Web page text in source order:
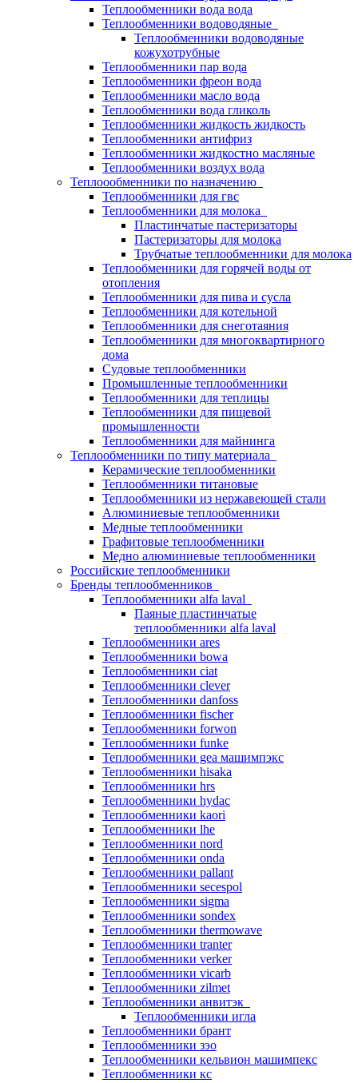
Теплообменники вода вода
Теплообменники водоводяные
Теплообменники водоводяные
кожухотрубные
Теплообменники пар вода
Теплообменники фреон вода
Теплообменники масло вода
Теплообменники вода гликоль
Теплообменники жидкость жидкость
Теплообменники антифриз
Теплообменники жидкостно масляные
Теплообменники воздух вода
Теплоообменники по назначению
Теплообменники для гвс
Теплообменники для молока
Пластинчатые пастеризаторы
Пастеризаторы для молока
Трубчатые теплообменники для молока
Теплообменники для горячей воды от
отопления
Теплообменники для пива и сусла
Теплообменники для котельной
Теплообменники для снеготаяния
Теплообменники для многоквартирного
дома
Судовые теплообменники
Промышленные теплообменники
Теплообменники для теплицы
Теплообменники для пищевой
промышленности
Теплообменники для майнинга
Теплообменники по типу материала
Керамические теплообменники
Теплообменники титановые
Теплообменники из нержавеющей стали
Алюминиевые теплообменники
Медные теплообменники
Графитовые теплообменники
Медно алюминиевые теплообменники
Российские теплообменники
Бренды теплообменников
Теплообменники alfa laval
Паяные пластинчатые
теплообменники alfa laval
Теплообменники ares
Теплообменники bowa
Теплообменники ciat
Теплообменники clever
Теплообменники danfoss
Теплообменники fischer
Теплообменники forwon
Теплообменники funke
Теплообменники gea машимпэкс
Теплообменники hisaka
Теплообменники hrs
Теплообменники hydac
Теплообменники kaori
Теплообменники lhe
Теплообменники nord
Теплообменники onda
Теплообменники pallant
Теплообменники secespol
Теплообменники sigma
Теплообменники sondex
Теплообменники thermowave
Теплообменники tranter
Теплообменники verker
Теплообменники vicarb
Теплообменники zilmet
Теплообменники анвитэк
Теплообменники игла
Теплообменники брант
Теплообменники зэо
Теплообменники кельвион машимпекс
Теплообменники кс